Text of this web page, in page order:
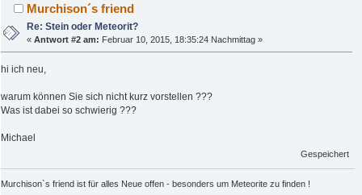
Murchison´s friend
Re: Stein oder Meteorit?
«Antwort #2 am: Februar 10, 2015, 18:35:24 Nachmittag »
hi ich neu,
warum können Sie sich nicht kurz vorstellen ???
Was ist dabei so schwierig ???
Michael
Gespeichert
Murchison`s friend ist für alles Neue offen - besonders um Meteorite zu finden !